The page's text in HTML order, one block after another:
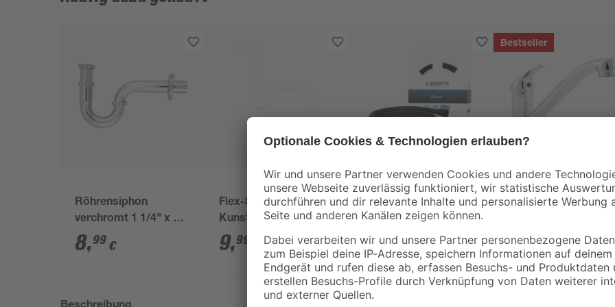
Röhrensiphon
verchromt 1 1/4" x 32
mm
8,99 €
Flex-Siphon
Kunststoff weiß 1 1/2'
x 40/50 mm
9,99
Schütte
Brauseschlauch
schwarz PVC 150 cm
14,99€
Bestseller
B1
Spültischarmatur
22,99€
Beschreibung